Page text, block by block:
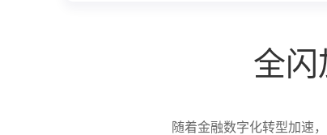
全闪
随着金融数字化转型加速